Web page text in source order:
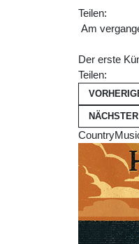
Teilen:
Am
Der erste
Teilen: